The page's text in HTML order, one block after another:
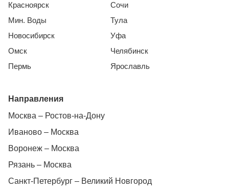
Красноярск
Мин. Воды
Новосибирск
Омск
Пермь
Сочи
Тула
Уфа
Челябинск
Ярославль
Направления
Москва – Ростов-на-Дону
Иваново – Москва
Воронеж – Москва
Рязань – Москва
Санкт-Петербург – Великий Новгород